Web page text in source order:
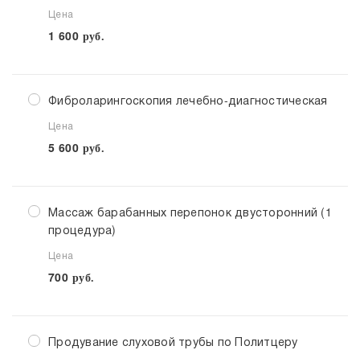
Цена
1 600 руб.
Фиброларингоскопия лечебно-диагностическая
Цена
5 600 руб.
Массаж барабанных перепонок двусторонний (1
процедура)
Цена
700 руб.
Продувание слуховой трубы по Политцеру